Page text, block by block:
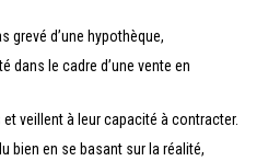
grevé d’une hypothèque,
dans le cadre d’une vente en
et veillent à leur capacité à contracter.
bien en se basant sur la réalité,